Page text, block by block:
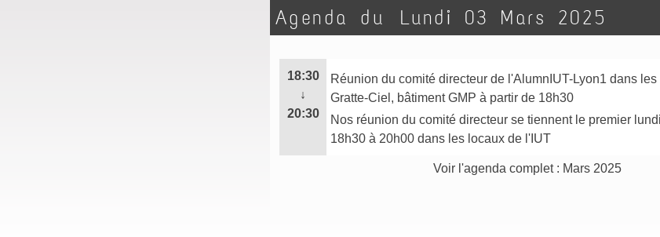
Agenda du Lundi 03 Mars 2025
18:30
↓
20:30
Réunion du comité directeur de l'AlumnIUT-Lyon1 dans
Gratte-Ciel, bâtiment GMP à partir de 18h30
Nos réunion du comité directeur se tiennent le premier
18h30 à 20h00 dans les locaux de l'IUT
Voir l'agenda complet : Mars 2025